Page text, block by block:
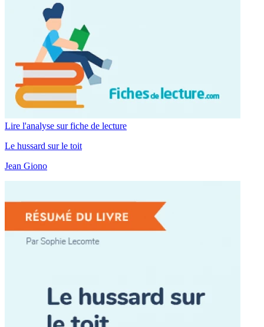
Lire l'analyse sur fiche de lecture
Le hussard sur le toit
Jean Giono